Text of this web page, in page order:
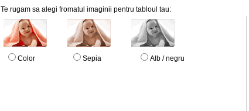
Te rugam sa alegi fromatul imaginii pentru tabloul tau:
Color Sepia Alb / negru